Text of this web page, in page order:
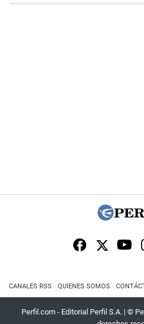
CANALES RSS QUIENES SOMOS
Perfil.com - Editorial Perfil S.A. | ©